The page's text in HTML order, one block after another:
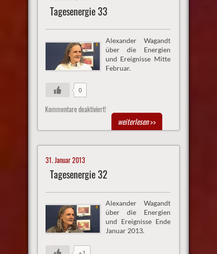
Tagesenergie 33
Alexander Wagandt
über die Energien
und Ereignisse Mitte
Februar.
0
Kommentare deaktiviert!
weiterlesen>>
31. Januar 2013
Tagesenergie 32
Alexander Wagandt
über die Energien
und Ereignisse Ende
Januar 2013.